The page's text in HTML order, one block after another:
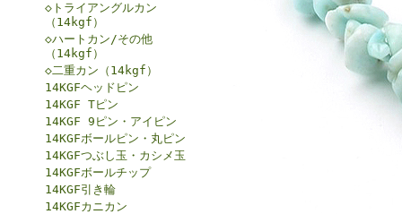
◇トライアングルカン
（14kgf）
◇ハートカン/その他
（14kgf）
◇二重カン（14kgf）
14KGFヘッドピン
14KGF Tピン
14KGF 9ピン・アイピン
14KGFボールピン・丸ピン
14KGFつぶし玉・カシメ玉
14KGFボールチップ
14KGF引き輪
14KGFカニカン